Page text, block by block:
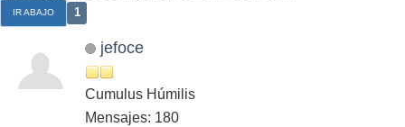
IR ABAJO 1
jefoce
Cumulus Húmilis
Mensajes: 180